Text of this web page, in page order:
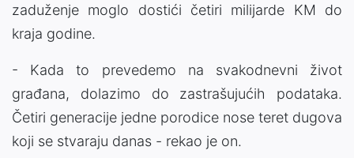
zaduženje moglo dostići četiri milijarde KM do
kraja godine.
- Kada to prevedemo na svakodnevni život
građana, dolazimo do zastrašujućih podataka.
Četiri generacije jedne porodice nose teret dugova
koji se stvaraju danas - rekao je on.